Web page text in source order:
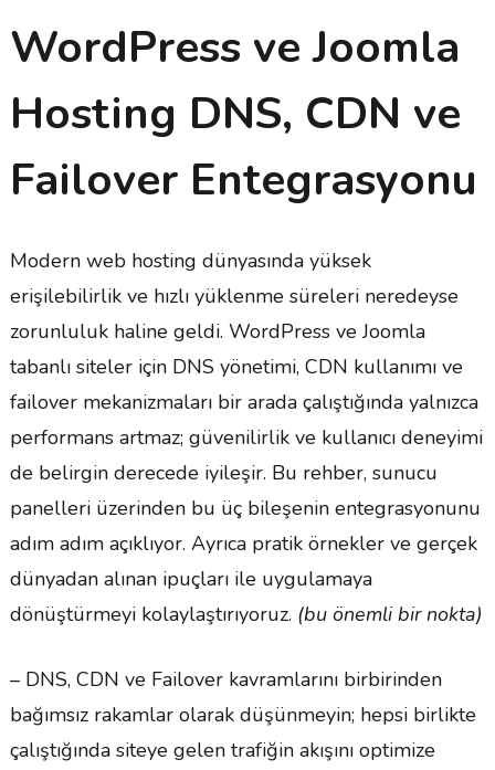
WordPress ve Joomla
Hosting DNS, CDN ve
Failover Entegrasyonu
Modern web hosting dünyasında yüksek
erişilebilirlik ve hızlı yüklenme süreleri neredeyse
zorunluluk haline geldi. WordPress ve Joomla
tabanlı siteler için DNS yönetimi, CDN kullanımı ve
failover mekanizmaları bir arada çalıştığında yalnızca
performans artmaz; güvenilirlik ve kullanıcı deneyimi
de belirgin derecede iyileşir. Bu rehber, sunucu
panelleri üzerinden bu üç bileşenin entegrasyonunu
adım adım açıklıyor. Ayrıca pratik örnekler ve gerçek
dünyadan alınan ipuçları ile uygulamaya
dönüştürmeyi kolaylaştırıyoruz. (bu önemli bir nokta)
– DNS, CDN ve Failover kavramlarını birbirinden
bağımsız rakamlar olarak düşünmeyin; hepsi birlikte
çalıştığında siteye gelen trafiğin akışını optimize